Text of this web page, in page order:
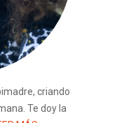
criando
Te doy la